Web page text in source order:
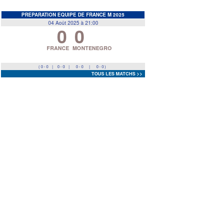
PREPARATION EQUIPE DE FRANCE M 2025
04 Août 2025 à 21:00
0
FRANCE 0
MONTENEGRO
( 0 - 0 | 0 - 0 | 0 - 0 | 0 - 0 )
TOUS LES MATCHS >>